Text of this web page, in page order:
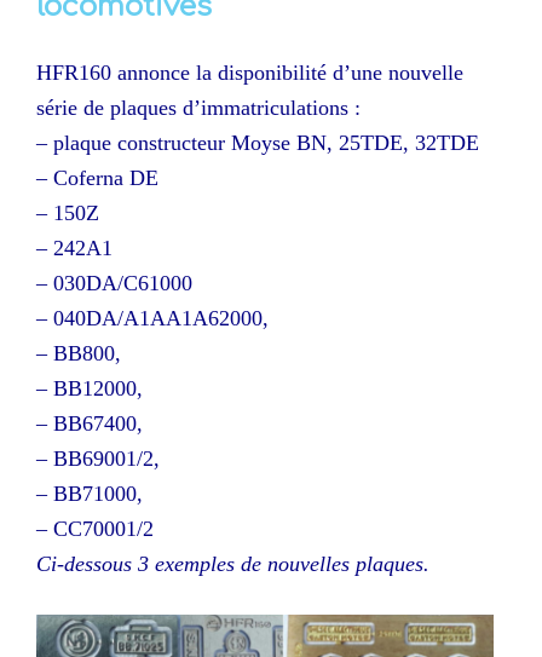
HFR160 annonce la disponibilité d’une nouvelle
série de plaques d’immatriculations :
– plaque constructeur Moyse BN, 25TDE, 32TDE
– Coferna DE
– 150Z
– 242A1
– 030DA/C61000
– 040DA/A1AA1A62000,
– BB800,
– BB12000,
– BB67400,
– BB69001/2,
– BB71000,
– CC70001/2
Ci-dessous 3 exemples de nouvelles plaques.